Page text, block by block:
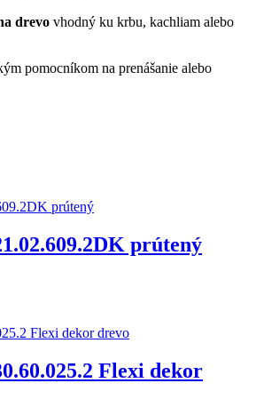
drevo vhodný ku krbu, kachliam alebo
pomocníkom na prenášanie alebo
prútený
Flexi dekor